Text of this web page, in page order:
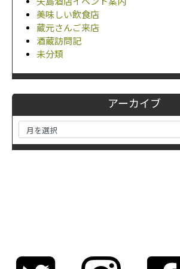
美味しい飲食店
蔵元さんご来店
酒蔵訪問記
未分類
アーカイブ